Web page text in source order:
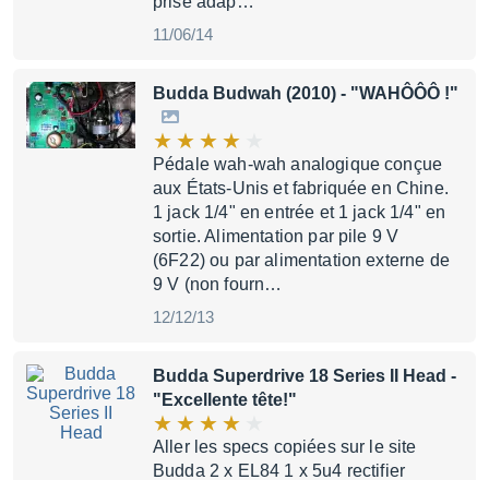
11/06/14
Budda Budwah (2010) - "WAHÔÔÔ !"
Pédale wah-wah analogique conçue
aux États-Unis et fabriquée en Chine.
1 jack 1/4" en entrée et 1 jack 1/4" en
sortie. Alimentation par pile 9 V
(6F22) ou par alimentation externe de
9 V (non fourn…
12/12/13
Budda Superdrive 18 Series II Head -
"Excellente tête!"
Aller les specs copiées sur le site
Budda 2 x EL84 1 x 5u4 rectifier